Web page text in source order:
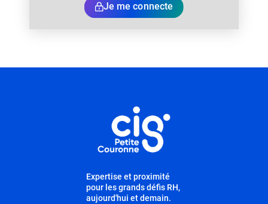
Je me connecte
Expertise et proximité
pour les grands défis RH,
aujourd'hui et demain.